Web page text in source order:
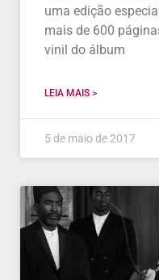
uma edição
mais de 600
vinil do álbum
LEIA MAIS >
5 de maio de 2017